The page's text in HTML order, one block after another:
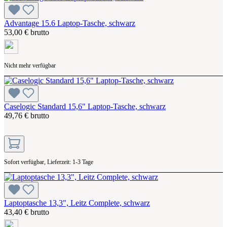
Advantage 15.6 Laptop-Tasche, schwarz
53,00 € brutto
Nicht mehr verfügbar
Caselogic Standard 15,6" Laptop-Tasche, schwarz
49,76 € brutto
Sofort verfügbar, Lieferzeit: 1-3 Tage
Laptoptasche 13,3", Leitz Complete, schwarz
43,40 € brutto